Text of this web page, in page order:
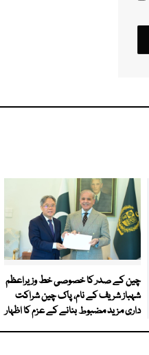
چین کے صدر کا خصوصی خط وزیراعظم
شہباز شریف کے نام، پاک چین شراکت
داری مزید مضبوط بنانے کے عزم کا اظہار